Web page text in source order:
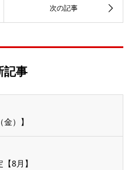
記事
）】
8月】